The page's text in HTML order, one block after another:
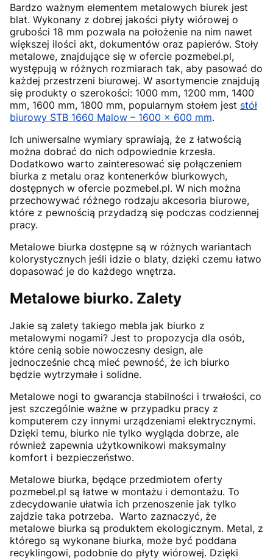
Bardzo ważnym elementem metalowych biurek jest
blat. Wykonany z dobrej jakości płyty wiórowej o
grubości 18 mm pozwala na położenie na nim nawet
większej ilości akt, dokumentów oraz papierów. Stoły
metalowe, znajdujące się w ofercie pozmebel.pl,
występują w różnych rozmiarach tak, aby pasować do
każdej przestrzeni biurowej. W asortymencie znajdują
się produkty o szerokości: 1000 mm, 1200 mm, 1400
mm, 1600 mm, 1800 mm, popularnym stołem jest stół
biurowy STB 1660 Malow – 1600 × 600 mm.
Ich uniwersalne wymiary sprawiają, że z łatwością
można dobrać do nich odpowiednie krzesła.
Dodatkowo warto zainteresować się połączeniem
biurka z metalu oraz kontenerków biurkowych,
dostępnych w ofercie pozmebel.pl. W nich można
przechowywać różnego rodzaju akcesoria biurowe,
które z pewnością przydadzą się podczas codziennej
pracy.
Metalowe biurka dostępne są w różnych wariantach
kolorystycznych jeśli idzie o blaty, dzięki czemu łatwo
dopasować je do każdego wnętrza.
Metalowe biurko. Zalety
Jakie są zalety takiego mebla jak biurko z
metalowymi nogami? Jest to propozycja dla osób,
które cenią sobie nowoczesny design, ale
jednocześnie chcą mieć pewność, że ich biurko
będzie wytrzymałe i solidne.
Metalowe nogi to gwarancja stabilności i trwałości, co
jest szczególnie ważne w przypadku pracy z
komputerem czy innymi urządzeniami elektrycznymi.
Dzięki temu, biurko nie tylko wygląda dobrze, ale
również zapewnia użytkownikowi maksymalny
komfort i bezpieczeństwo.
Metalowe biurka, będące przedmiotem oferty
pozmebel.pl są łatwe w montażu i demontażu. To
zdecydowanie ułatwia ich przenoszenie jak tylko
zajdzie taka potrzeba. Warto zaznaczyć, że
metalowe biurka są produktem ekologicznym. Metal, z
którego są wykonane biurka, może być poddana
recyklingowi, podobnie do płyty wiórowej. Dzięki